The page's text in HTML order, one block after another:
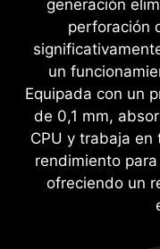
generación
perforación
un
Equipada con un
de 0,1 mm,
CPU y trabaja
rendimiento
ofreciendo un